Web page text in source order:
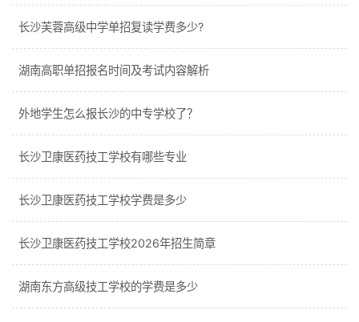
长沙芙蓉高级中学单招复读学费多少?
湖南高职单招报名时间及考试内容解析
外地学生怎么报长沙的中专学校了？
长沙卫康医药技工学校有哪些专业
长沙卫康医药技工学校学费是多少
长沙卫康医药技工学校2026年招生简章
湖南东方高级技工学校的学费是多少